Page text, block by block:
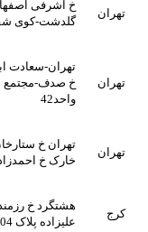
خ اشرفی اصفهانی-خ پیامبر-خ
گلدشت-کوی شقایق-پ8-و4
تهران-سعادت اباد-خ سروغربی-
خ صدف-مجتمع مسکونی صدف
تهران خ ستارخان خ حبیب اله خ
خارک خ احمدزاده پ 6 واحد 2
هشتگرد خ رزمندگان کوچه شهید
علیزاده پلاک 104 واحد6